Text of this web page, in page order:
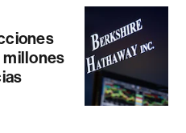
millones